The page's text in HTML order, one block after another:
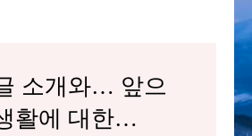
소개와… 앞으
활에 대한…